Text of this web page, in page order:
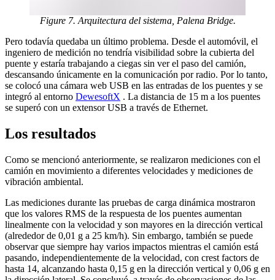
Figure 7. Arquitectura del sistema, Palena Bridge.
Pero todavía quedaba un último problema. Desde el automóvil, el
ingeniero de medición no tendría visibilidad sobre la cubierta del
puente y estaría trabajando a ciegas sin ver el paso del camión,
descansando únicamente en la comunicación por radio. Por lo tanto,
se colocó una cámara web USB en las entradas de los puentes y se
integró al entorno DewesoftX . La distancia de 15 m a los puentes
se superó con un extensor USB a través de Ethernet.
Los resultados
Como se mencionó anteriormente, se realizaron mediciones con el
camión en movimiento a diferentes velocidades y mediciones de
vibración ambiental.
Las mediciones durante las pruebas de carga dinámica mostraron
que los valores RMS de la respuesta de los puentes aumentan
linealmente con la velocidad y son mayores en la dirección vertical
(alrededor de 0,01 g a 25 km/h). Sin embargo, también se puede
observar que siempre hay varios impactos mientras el camión está
pasando, independientemente de la velocidad, con crest factors de
hasta 14, alcanzando hasta 0,15 g en la dirección vertical y 0,06 g en